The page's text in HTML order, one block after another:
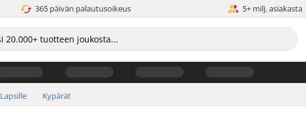
365 päivän palautusoikeus 5+ milj. asiakasta
Lapsille Kypärät